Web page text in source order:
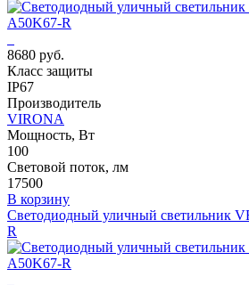
8680 руб.
Класс защиты
IP67
Производитель
VIRONA
Мощность, Вт
100
Световой поток, лм
17500
В корзину
Светодиодный уличный светильник
R